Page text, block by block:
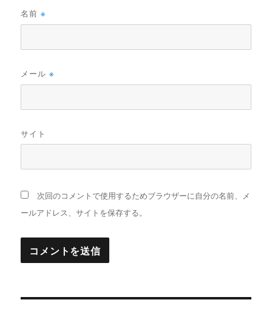
名前※
メール※
サイト
次回のコメントで使用するためブラウザーに自分の名前、メ
ールアドレス、サイトを保存する。